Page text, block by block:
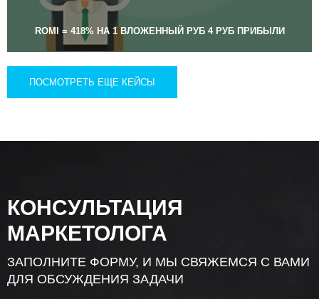
ROMI = 418% НА 1 ВЛОЖЕННЫЙ РУБ 4 РУБ ПРИБЫЛИ
ПОСМОТРЕТЬ ЕЩЕ КЕЙСЫ
КОНСУЛЬТАЦИЯ
МАРКЕТОЛОГА
ЗАПОЛНИТЕ ФОРМУ, И МЫ СВЯЖЕМСЯ С ВАМИ
ДЛЯ ОБСУЖДЕНИЯ ЗАДАЧИ